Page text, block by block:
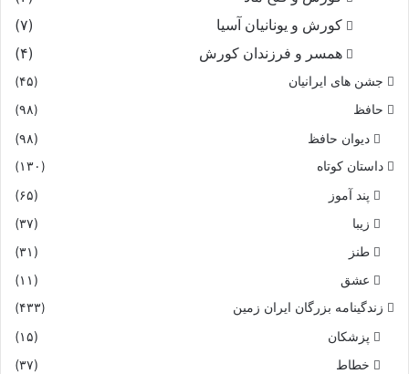
کورش و یونانیان آسیا
(۷)
همسر و فرزندان کورش
(۴)
جشن های ایرانیان
(۴۵)
حافظ
(۹۸)
دیوان حافظ (۹۸)
داستان کوتاه (۱۳۰)
پند آموز
(۶۵)
زیبا
(۳۷)
طنز
(۳۱)
عشق
(۱۱)
زندگینامه بزرگان ایران زمین (۴۳۳)
پزشکان
(۱۵)
خطاط
(۳۷)